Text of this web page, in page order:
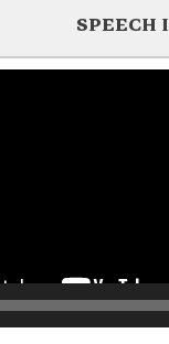
SPEECH